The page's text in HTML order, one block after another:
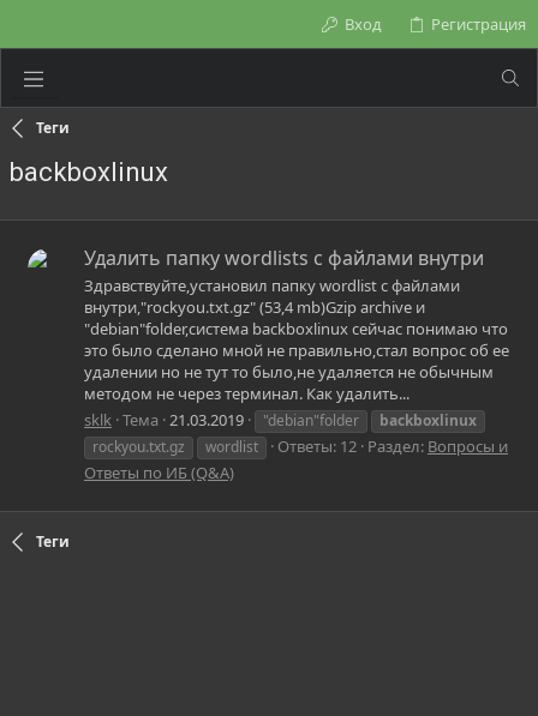
Вход Регистрация
Теги
backboxlinux
Удалить папку wordlists c файлами внутри
Здравствуйте,установил папку wordlist с файлами
внутри,"rockyou.txt.gz" (53,4 mb)Gzip archive и
"debian"folder,система backboxlinux сейчас понимаю что
это было сделано мной не правильно,стал вопрос об ее
удалении но не тут то было,не удаляется не обычным
методом не через терминал. Как удалить...
sklk Тема 21.03.2019 "debian"folder
backboxlinux
rockyou.txt.gz
wordlist Ответы: 12 Раздел: Вопросы и
Ответы по ИБ (Q&A)
Теги